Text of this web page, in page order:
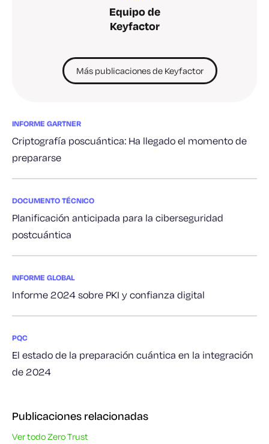
Equipo de
Keyfactor
Más publicaciones de Keyfactor
INFORME GARTNER
Criptografía poscuántica: Ha llegado el momento de
prepararse
DOCUMENTO TÉCNICO
Planificación anticipada para la ciberseguridad
postcuántica
INFORME GLOBAL
Informe 2024 sobre PKI y confianza digital
PQC
El estado de la preparación cuántica en la integración
de 2024
Publicaciones relacionadas
Ver todo Zero Trust